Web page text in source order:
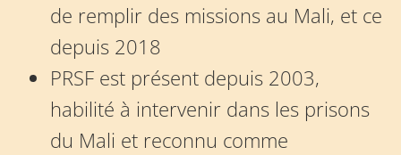
de remplir des missions au Mali, et ce
depuis 2018
PRSF est présent depuis 2003,
habilité à intervenir dans les prisons
du Mali et reconnu comme